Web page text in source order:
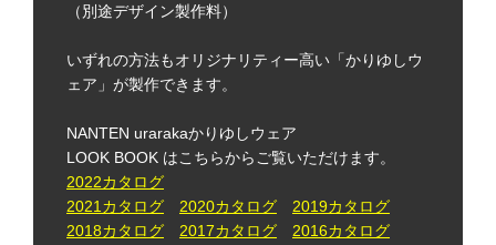
（別途デザイン製作料）
いずれの方法もオリジナリティー高い「かりゆしウ
ェア」が製作できます。
NANTEN urarakaかりゆしウェア
LOOK BOOK はこちらからご覧いただけます。
2022カタログ
2021カタログ
2020カタログ
2019カタログ
2018カタログ
2017カタログ 2016カタログ